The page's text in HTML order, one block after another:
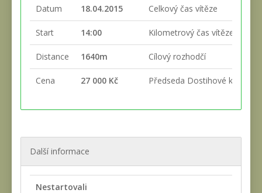
Datum 18.04.2015 Celkový čas vítěze
Start 14:00 Kilometrový čas vítěze
Distance 1640m Cílový rozhodčí
Cena 27 000 Kč Předseda Dostihové komise
Další informace
Nestartovali